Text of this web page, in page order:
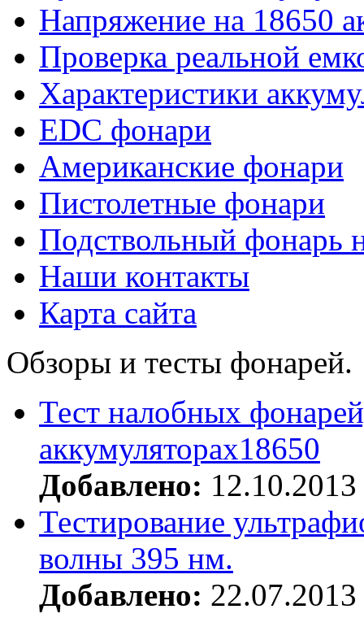
Напряжение на 18650
Проверка реальной
Характеристики
EDC фонари
Американские фонари
Пистолетные фонари
Подствольный фонарь
Наши контакты
Карта сайта
Обзоры и тесты фонарей.
Тест налобных
аккумуляторах18650
Добавлено: 12.10.2013
Тестирование
волны 395 нм.
Добавлено: 22.07.2013